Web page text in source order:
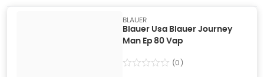
BLAUER
Blauer Usa Blauer Journey
Man Ep 80 Vap
(0)